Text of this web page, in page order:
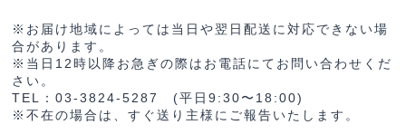
※お届け地域によっては当日や翌日配送に対応できない場
合があります。
※当日12時以降お急ぎの際はお電話にてお問い合わせくだ
さい。
TEL：03-3824-5287 (平日9:30〜18:00)
※不在の場合は、すぐ送り主様にご報告いたします。